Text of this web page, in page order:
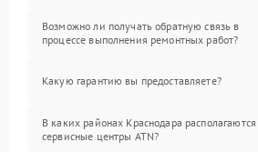
Возможно ли получать обратную связь в
процессе выполнения ремонтных работ?
Какую гарантию вы предоставляете?
В каких районах Краснодара располагаются
сервисные центры ATN?